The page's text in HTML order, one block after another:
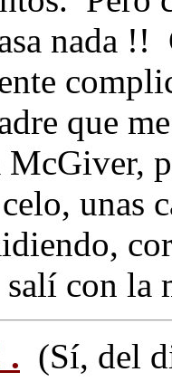
nada
que
unas
salí con la
. (Sí, del